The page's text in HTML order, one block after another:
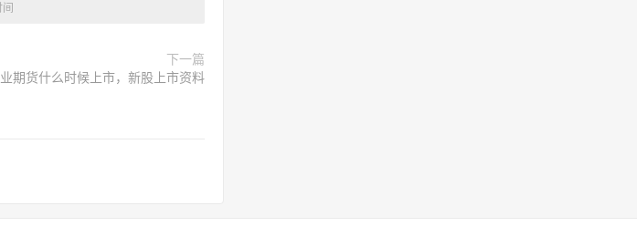
下一篇
期货什么时候上市，新股上市资料